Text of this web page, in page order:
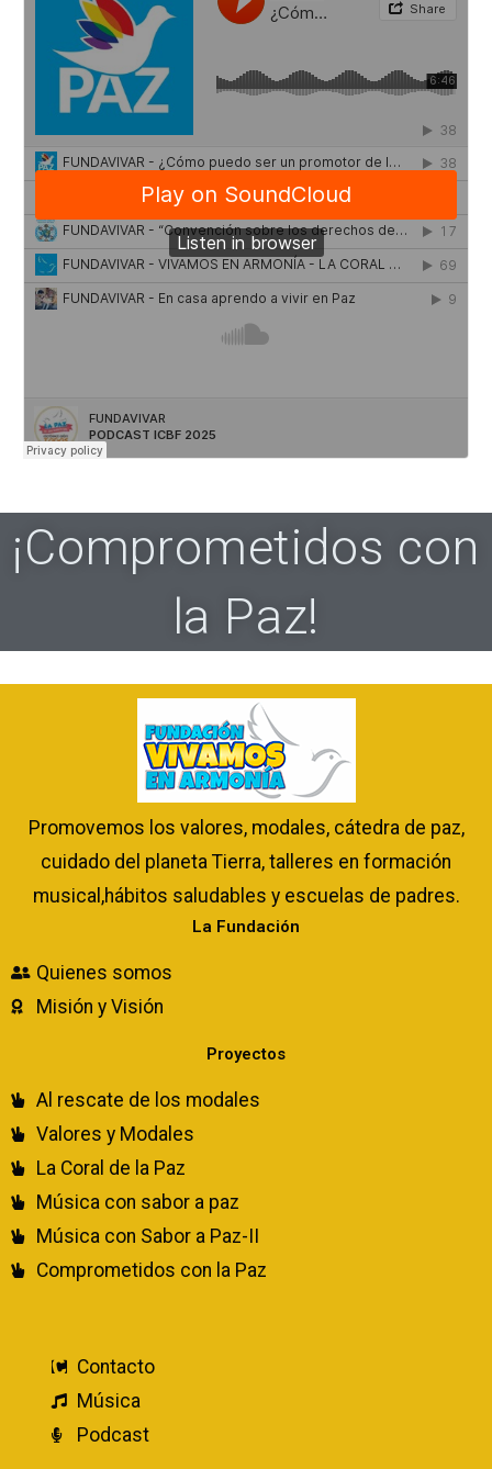
¡Comprometidos con
la Paz!
Promovemos los valores, modales, cátedra de paz,
cuidado del planeta Tierra, talleres en formación
musical,hábitos saludables y escuelas de padres.
La Fundación
Quienes somos
Misión y Visión
Proyectos
Al rescate de los modales
Valores y Modales
La Coral de la Paz
Música con sabor a paz
Música con Sabor a Paz-II
Comprometidos con la Paz
Contacto
Música
Podcast